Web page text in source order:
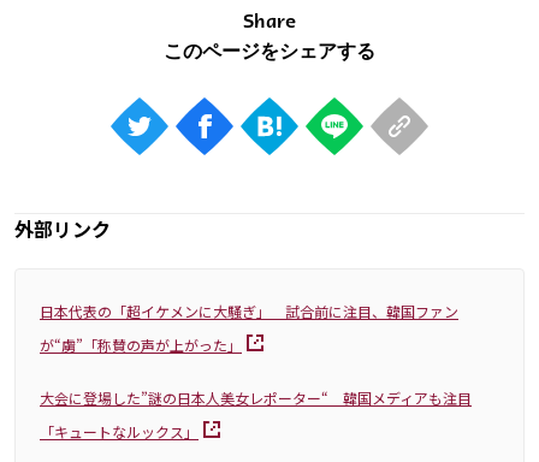
Share
外部リンク
日本代表の「超イケメンに大騒ぎ」 試合前に注目、韓国ファン
が“虜”「称賛の声が上がった」
大会に登場した”謎の日本人美女レポーター“ 韓国メディアも注目
「キュートなルックス」